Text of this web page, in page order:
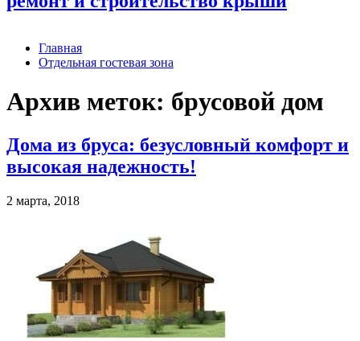
Главная
Отдельная гостевая зона
Архив меток: брусовой дом
Дома из бруса: безусловный комфорт и
высокая надежность!
2 марта, 2018